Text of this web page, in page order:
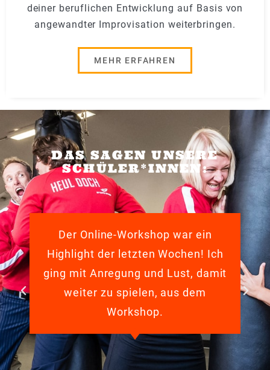
deiner beruflichen Entwicklung auf Basis von
angewandter Improvisation weiterbringen.
MEHR ERFAHREN
DAS SAGEN UNSERE
SCHÜLER*INNEN:
Der Online-Workshop war ein
Highlight der letzten Wochen! Ich
ging mit Anregung und Lust, damit
weiter zu spielen, aus dem
Workshop.